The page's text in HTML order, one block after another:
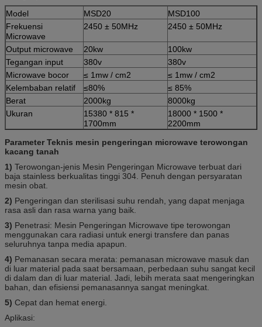
Model
MSD20
MSD100
Frekuensi
Microwave
2450 ± 50MHz 2450 ± 50MHz
Output microwave 20kw
100kw
Tegangan input
380v
380v
Microwave bocor
≤ 1mw / cm2
≤ 1mw / cm2
Kelembaban relatif
≤80%
≤ 85%
Berat
2000kg
8000kg
Ukuran
15380 * 815 *
1700mm
18000 * 1500 *
2200mm
Parameter Teknis mesin pengeringan microwave terowongan
kacang tanah
1) Terowongan-jenis Mesin Pengeringan Microwave terbuat dari
baja stainless berkualitas tinggi 304. Penuh dengan persyaratan
mesin obat.
2) Pengeringan dan sterilisasi suhu rendah, yang dapat menjaga
rasa asli dan rasa warna yang baik.
3) Penetrasi: Mesin Pengeringan Microwave tipe terowongan
menggunakan cara radiasi untuk energi transfere dan panas
seluruhnya tanpa media apapun.
4) Pemanasan secara merata: pemanasan microwave masuk dan
di luar material pada saat bersamaan, perbedaan suhu sangat kecil
di dalam dan di luar material. Jadi, lebih merata saat mengeringkan
bahan, dan efisiensi pemanasannya sangat meningkat.
5) Cepat dan hemat energi.
Aplikasi: